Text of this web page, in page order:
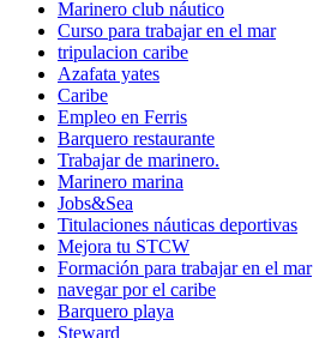
Marinero club náutico
Curso para trabajar en el mar
tripulacion caribe
Azafata yates
Caribe
Empleo en Ferris
Barquero restaurante
Trabajar de marinero.
Marinero marina
Jobs&Sea
Titulaciones náuticas deportivas
Mejora tu STCW
Formación para trabajar en el mar
navegar por el caribe
Barquero playa
Steward